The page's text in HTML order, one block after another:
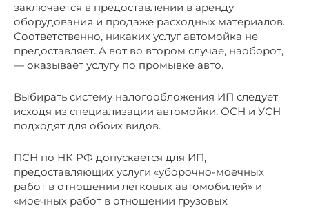
заключается в предоставлении в аренду
оборудования и продаже расходных материалов.
Соответственно, никаких услуг автомойка не
предоставляет. А вот во втором случае, наоборот,
— оказывает услугу по промывке авто.
Выбирать систему налогообложения ИП следует
исходя из специализации автомойки. ОСН и УСН
подходят для обоих видов.
ПСН по НК РФ допускается для ИП,
предоставляющих услуги «уборочно-моечных
работ в отношении легковых автомобилей» и
«моечных работ в отношении грузовых